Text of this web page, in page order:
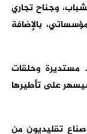
وجناح تجاري
بالإضافة
مستديرة وحلقات
على تأطيرها
تقليديون من